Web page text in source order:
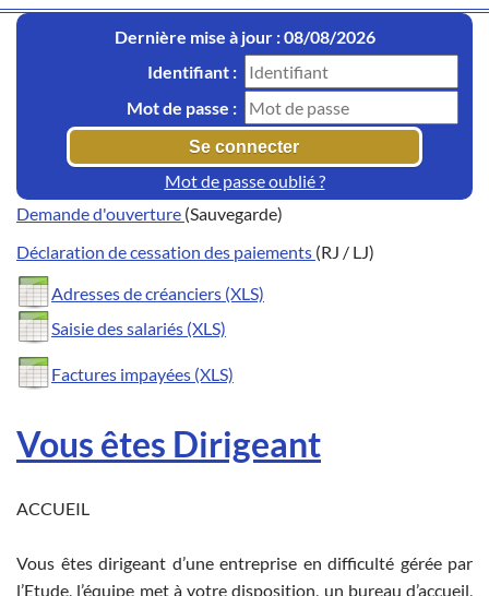
Dernière mise à jour : 08/08/2026
Identifiant :
Mot de passe :
Mot de passe oublié ?
Demande d'ouverture (Sauvegarde)
Déclaration de cessation des paiements (RJ / LJ)
Adresses de créanciers (XLS)
Saisie des salariés (XLS)
Factures impayées (XLS)
Vous êtes Dirigeant
ACCUEIL
Vous êtes dirigeant d’une entreprise en difficulté gérée par
l’Etude, l’équipe met à votre disposition, un bureau d’accueil,